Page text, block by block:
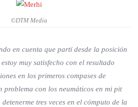
©DTM Media
en cuenta que partí desde la posición
muy satisfecho con el resultado
en los primeros compases de
problema con los neumáticos en mi pit
tres veces en el cómputo de la